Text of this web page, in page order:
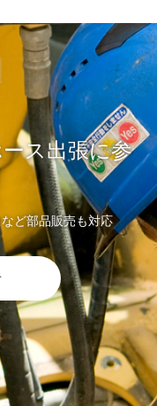
ス出張に参
ど部品販売も対応